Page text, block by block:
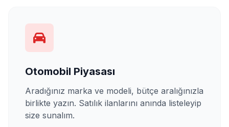
Otomobil Piyasası
Aradığınız marka ve modeli, bütçe aralığınızla
birlikte yazın. Satılık ilanlarını anında listeleyip
size sunalım.